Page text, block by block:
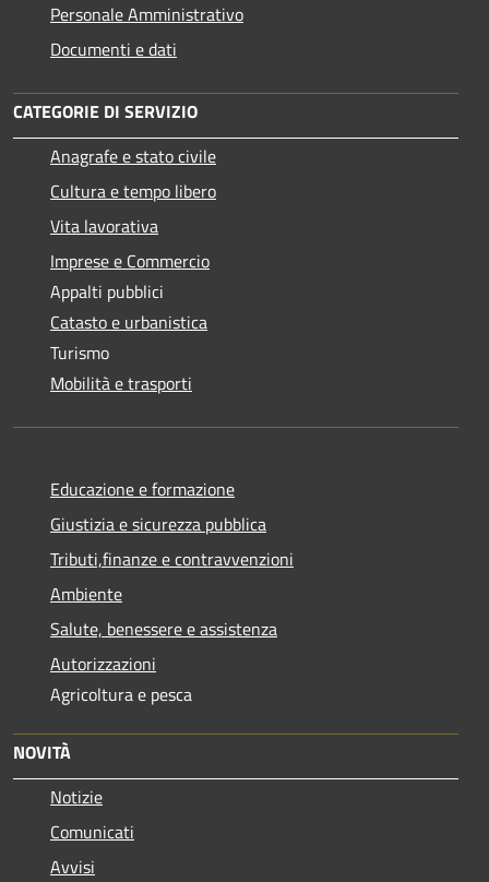
Personale Amministrativo
Documenti e dati
CATEGORIE DI SERVIZIO
Anagrafe e stato civile
Cultura e tempo libero
Vita lavorativa
Imprese e Commercio
Appalti pubblici
Catasto e urbanistica
Turismo
Mobilità e trasporti
Educazione e formazione
Giustizia e sicurezza pubblica
Tributi,finanze e contravvenzioni
Ambiente
Salute, benessere e assistenza
Autorizzazioni
Agricoltura e pesca
NOVITÀ
Notizie
Comunicati
Avvisi